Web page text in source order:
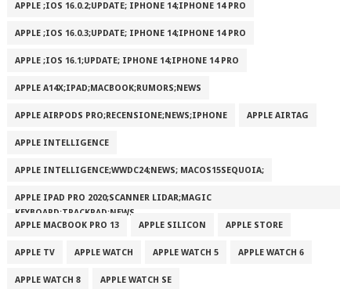
APPLE ;IOS 16.0.2;UPDATE; IPHONE 14;IPHONE 14 PRO
APPLE ;IOS 16.0.3;UPDATE; IPHONE 14;IPHONE 14 PRO
APPLE ;IOS 16.1;UPDATE; IPHONE 14;IPHONE 14 PRO
APPLE A14X;IPAD;MACBOOK;RUMORS;NEWS
APPLE AIRPODS PRO;RECENSIONE;NEWS;IPHONE APPLE AIRTAG
APPLE INTELLIGENCE
APPLE INTELLIGENCE;WWDC24;NEWS; MACOS15SEQUOIA;
APPLE IPAD PRO 2020;SCANNER LIDAR;MAGIC
KEYBOARD;TRACKPAD;NEWS
APPLE MACBOOK PRO 13
APPLE SILICON APPLE STORE
APPLE TV APPLE WATCH APPLE WATCH 5 APPLE WATCH 6
APPLE WATCH 8 APPLE WATCH SE